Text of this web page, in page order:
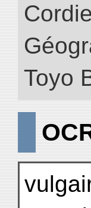
Toyo